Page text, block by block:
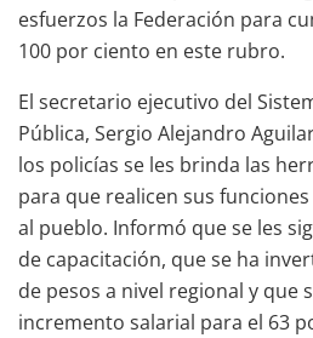
esfuerzos la Federación para
100 por ciento en este rubro.
El secretario ejecutivo del
Pública, Sergio Alejandro
los policías se les brinda las
para que realicen sus
al pueblo. Informó que se les
de capacitación, que se ha
de pesos a nivel regional y que
incremento salarial para el 63